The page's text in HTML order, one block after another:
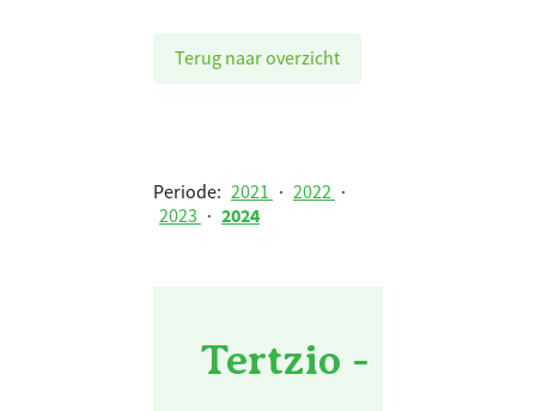
Terug naar overzicht
Periode: 2021 · 2022 ·
2023 · 2024
Tertzio - 2024